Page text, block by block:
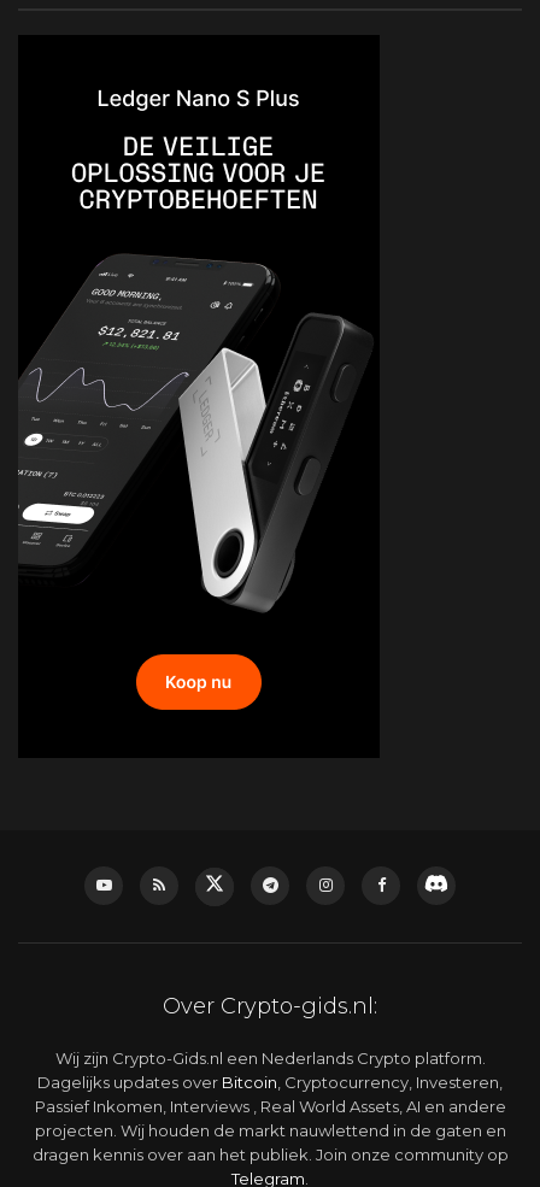
Over Crypto-gids.nl:
Wij zijn Crypto-Gids.nl een Nederlands Crypto platform.
Dagelijks updates over Bitcoin, Cryptocurrency, Investeren,
Passief Inkomen, Interviews , Real World Assets, AI en andere
projecten. Wij houden de markt nauwlettend in de gaten en
dragen kennis over aan het publiek. Join onze community op
Telegram.